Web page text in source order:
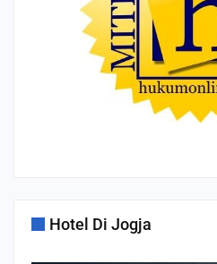
Hotel Di Jogja